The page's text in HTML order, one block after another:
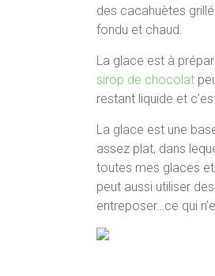
des cacahuètes
fondu et chaud.
La glace est à
sirop de chocolat
restant liquide et
La glace est une
assez plat, dans
toutes mes glaces
peut aussi utiliser
entreposer…ce qui